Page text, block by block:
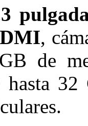
,
de
hasta